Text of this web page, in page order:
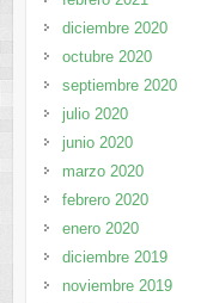
diciembre 2020
octubre 2020
septiembre 2020
julio 2020
junio 2020
marzo 2020
febrero 2020
enero 2020
diciembre 2019
noviembre 2019